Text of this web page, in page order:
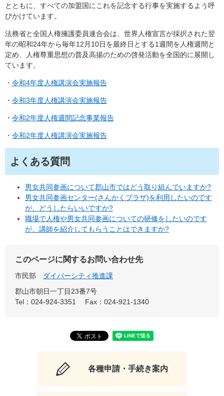
とともに、すべての加盟国にこれを記念する行事を実施するよう呼
びかけています。
法務省と全国人権擁護委員連合会は、世界人権宣言が採択された翌
年の昭和24年から毎年12月10日を最終日とする1週間を人権週間と
定め、人権尊重思想の普及高揚のための啓発活動を全国的に展開し
ています。
・ 令和4年度人権講演会実施報告
・ 令和3年度人権講演会実施報告
・ 令和2年度人権週間記念事業報告
・ 令和2年度人権講演会実施報告
よくある質問
男女共同参画について郡山市ではどう取り組んでいますか?
男女共同参画センター(さんかくプラザ)を利用したいのです
が、どうしたらいいですか?
職場で人権や男女共同参画についての研修をしたいのです
が、講師を紹介してもらうことはできますか?
このページに関するお問い合わせ先
市民部
ダイバーシティ推進課
郡山市朝日一丁目23番7号
Tel：024-924-3351
Fax：024-921-1340
各種申請・手続き案内